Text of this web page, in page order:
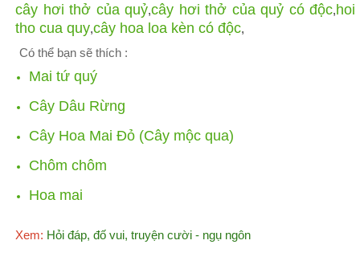
cây hơi thở của quỷ,cây hơi thở của quỷ có độc,hoi
tho cua quy,cây hoa loa kèn có độc,
Có thể bạn sẽ thích :
Mai tứ quý
Cây Dâu Rừng
Cây Hoa Mai Đỏ (Cây mộc qua)
Chôm chôm
Hoa mai
Xem: Hỏi đáp, đố vui, truyện cười - ngụ ngôn